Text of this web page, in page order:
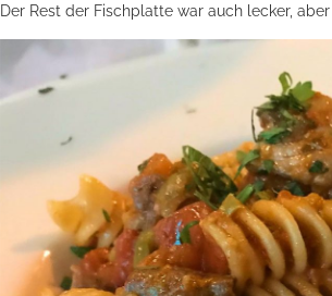
Der Rest der Fischplatte war auch lecker,